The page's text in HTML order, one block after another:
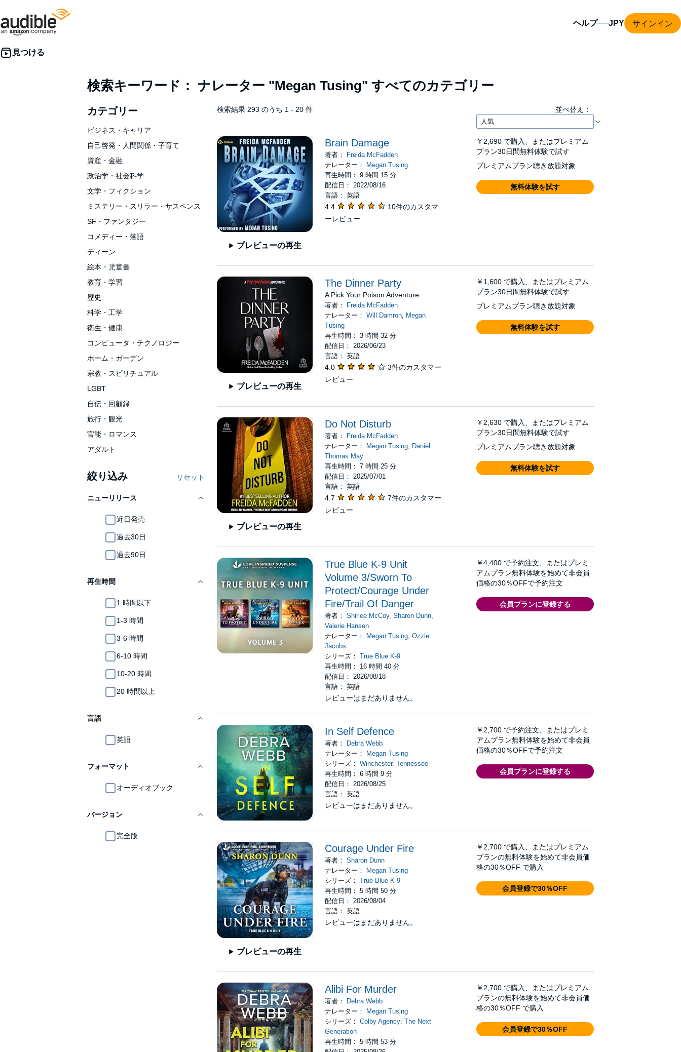
ヘルプ サインイン
検索キーワード： ナレーター "Megan Tusing" すべてのカテゴリー
カテゴリー
ビジネス・キャリア
自己啓発・人間関係・子育て
資産・金融
政治学・社会科学
文学・フィクション
ミステリー・スリラー・サスペンス
SF・ファンタジー
コメディー・落語
ティーン
絵本・児童書
教育・学習
歴史
科学・工学
衛生・健康
コンピュータ・テクノロジー
ホーム・ガーデン
宗教・スピリチュアル
LGBT
自伝・回顧録
旅行・観光
官能・ロマンス
アダルト
絞り込み リセット
ニューリリース
近日発売
過去30日
過去90日
再生時間
1 時間以下
1-3 時間
3-6 時間
6-10 時間
10-20 時間
20 時間以上
言語
英語
フォーマット
オーディオブック
バージョン
完全版
検索結果 293 のうち 1 - 20 件 並べ替え：
プレビューの再生
Brain Damage
著者：
Freida McFadden
ナレーター：
Megan Tusing
再生時間： 9 時間 15 分
配信日： 2022/08/16
言語： 英語
4.4
10件のカスタマ
ーレビュー
￥2,690 で購入、またはプレミアム
プラン30日間無料体験で試す
プレミアムプラン聴き放題対象
無料体験を試す
プレビューの再生
The Dinner Party
A Pick Your Poison Adventure
著者：
Freida McFadden
ナレーター：Will Damron, Megan
Tusing
再生時間： 3 時間 32 分
配信日： 2026/06/23
言語： 英語
4.0
3件のカスタマー
レビュー
￥1,600 で購入、またはプレミアム
プラン30日間無料体験で試す
プレミアムプラン聴き放題対象
無料体験を試す
プレビューの再生
Do Not Disturb
著者： Freida McFadden
ナレーター： Megan Tusing Daniel
Thomas May
再生時間： 7 時間 25 分
配信日： 2025/07/01
言語： 英語
4.7
7件のカスタマー
レビュー
￥2,630 で購入、またはプレミアム
プラン30日間無料体験で試す
プレミアムプラン聴き放題対象
無料体験を試す
True Blue K-9 Unit
Volume 3/Sworn To
Protect/Courage Under
Fire/Trail Of Danger
著者：Shirlee McCoy,Sharon Dunn
Valerie Hansen
ナレーター：
Megan Tusing ,Ozzie
Jacobs
シリーズ：True Blue K-9
再生時間： 16 時間 40 分
配信日： 2026/08/18
言語： 英語
レビューはまだありません。
￥4,400 で予約注文、またはプレミ
アムプラン無料体験を始めて非会員
価格の30％OFFで予約注文
会員プランに登録する
In Self Defence
著者：
Debra Webb
ナレーター：
Megan Tusing
シリーズ：Winchester, Tennessee
再生時間： 6 時間 9 分
配信日： 2026/08/25
言語： 英語
レビューはまだありません。
￥2,700 で予約注文、またはプレミ
アムプラン無料体験を始めて非会員
価格の30％OFFで予約注文
会員プランに登録する
プレビューの再生
Courage Under Fire
著者：Sharon Dunn
ナレーター：
Megan Tusing
シリーズ：True Blue K-9
再生時間： 5 時間 50 分
配信日： 2026/08/04
言語： 英語
レビューはまだありません。
￥2,700 で購入、またはプレミアム
プランの無料体験を始めて非会員価
格の30％OFF で購入
会員登録で30％OFF
Alibi For Murder
著者： Debra Webb
ナレーター： Megan Tusing
シリーズ：Colby Agency: The Next
Generation
再生時間： 5 時間 53 分
￥2,700 で購入、またはプレミアム
プランの無料体験を始めて非会員価
格の30％OFF で購入
会員登録で30％OFF